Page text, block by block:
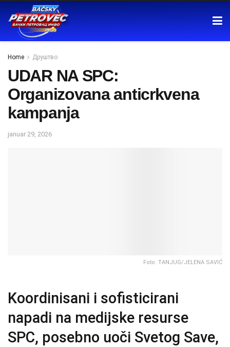
Home Друштво
UDAR NA SPC:
Organizovana anticrkvena
kampanja
januar 29, 2026
Foto: TANJUG/JELENA SAVIĆ
Koordinisani i sofisticirani
napadi na medijske resurse
SPC, posebno uoči Svetog Save,